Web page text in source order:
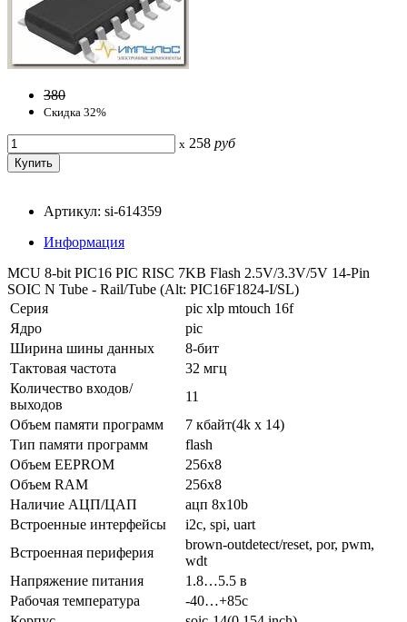
380
Скидка 32%
x 258 руб
Артикул: si-614359
Информация
MCU 8-bit PIC16 PIC RISC 7KB Flash 2.5V/3.3V/5V 14-Pin
SOIC N Tube - Rail/Tube (Alt: PIC16F1824-I/SL)
Серия
pic xlp mtouch 16f
Ядро
pic
Ширина шины данных
8-бит
Тактовая частота
32 мгц
Количество входов/
выходов
11
Объем памяти программ
7 кбайт(4k x 14)
Тип памяти программ
flash
Объем EEPROM
256x8
Объем RAM
256x8
Наличие АЦП/ЦАП
ацп 8x10b
Встроенные интерфейсы
i2c, spi, uart
Встроенная периферия
brown-outdetect/reset, por, pwm,
wdt
Напряжение питания
1.8…5.5 в
Рабочая температура
-40…+85c